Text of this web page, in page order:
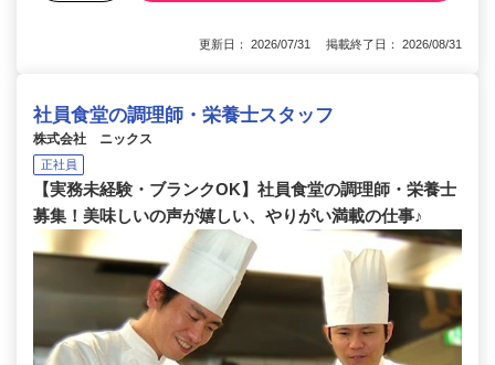
更新日： 2026/07/31 掲載終了日： 2026/08/31
社員食堂の調理師・栄養士スタッフ
株式会社 ニックス
正社員
【実務未経験・ブランクOK】社員食堂の調理師・栄養士
募集！美味しいの声が嬉しい、やりがい満載の仕事♪